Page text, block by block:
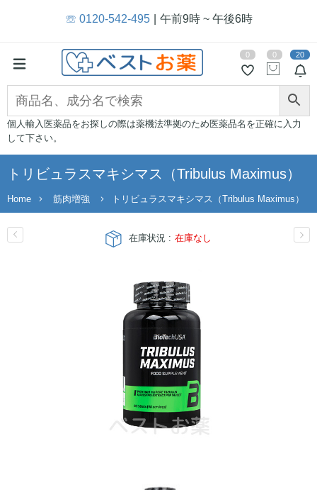
☏ 0120-542-495 午前9時 ~ 午後6時
20
0 0
個人輸入医薬品をお探しの際は薬機法準拠のため医薬品名を正確に入力
して下さい。
トリビュラスマキシマス（Tribulus Maximus）
Home 筋肉増強 トリビュラスマキシマス（Tribulus Maximus）
在庫状況 : 在庫なし